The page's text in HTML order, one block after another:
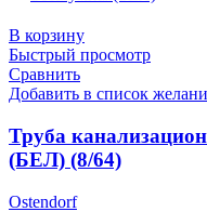
В корзину
Быстрый просмотр
Сравнить
Добавить в список
Труба
(БЕЛ) (8/64)
Ostendorf